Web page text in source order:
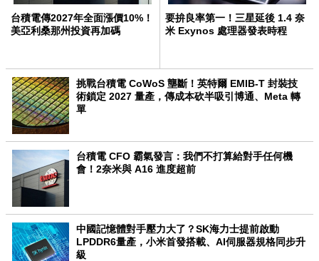
台積電傳2027年全面漲價10%！
美亞利桑那州投資再加碼
要拚良率第一！三星延後 1.4 奈
米 Exynos 處理器發表時程
挑戰台積電 CoWoS 壟斷！英特爾 EMIB-T 封裝技
術鎖定 2027 量產，傳成本砍半吸引博通、Meta 轉
單
台積電 CFO 霸氣發言：我們不打算給對手任何機
會！2奈米與 A16 進度超前
中國記憶體對手壓力大了？SK海力士提前啟動
LPDDR6量產，小米首發搭載、AI伺服器規格同步升
級